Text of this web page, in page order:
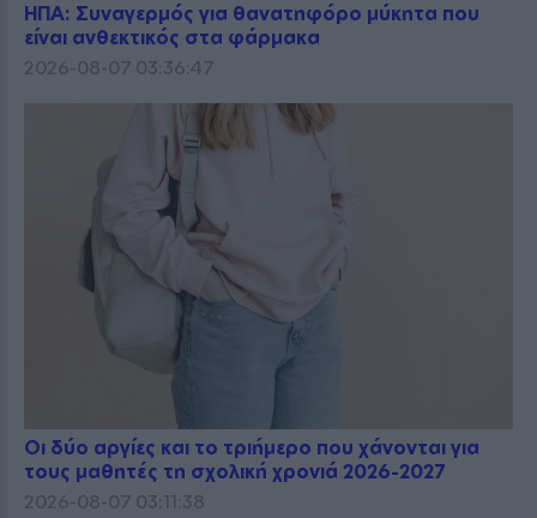
ΗΠΑ: Συναγερμός για θανατηφόρο μύκητα που
είναι ανθεκτικός στα φάρμακα
2026-08-07 03:36:47
Οι δύο αργίες και το τριήμερο που χάνονται για
τους μαθητές τη σχολική χρονιά 2026-2027
2026-08-07 03:11:38